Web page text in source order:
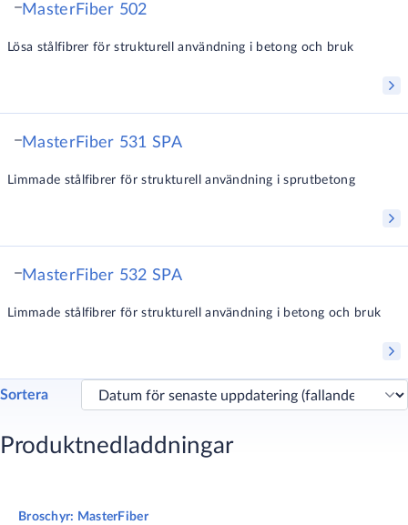
MasterFiber 502
Lösa stålfibrer för strukturell användning i betong och bruk
MasterFiber 531 SPA
Limmade stålfibrer för strukturell användning i sprutbetong
MasterFiber 532 SPA
Limmade stålfibrer för strukturell användning i betong och bruk
Sortera
Produktnedladdningar
Broschyr: MasterFiber